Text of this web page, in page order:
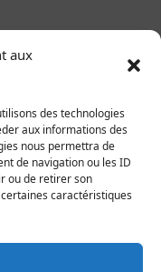
aux
des technologies
aux informations des
nous permettra de
de navigation ou les ID
ou de retirer son
caractéristiques